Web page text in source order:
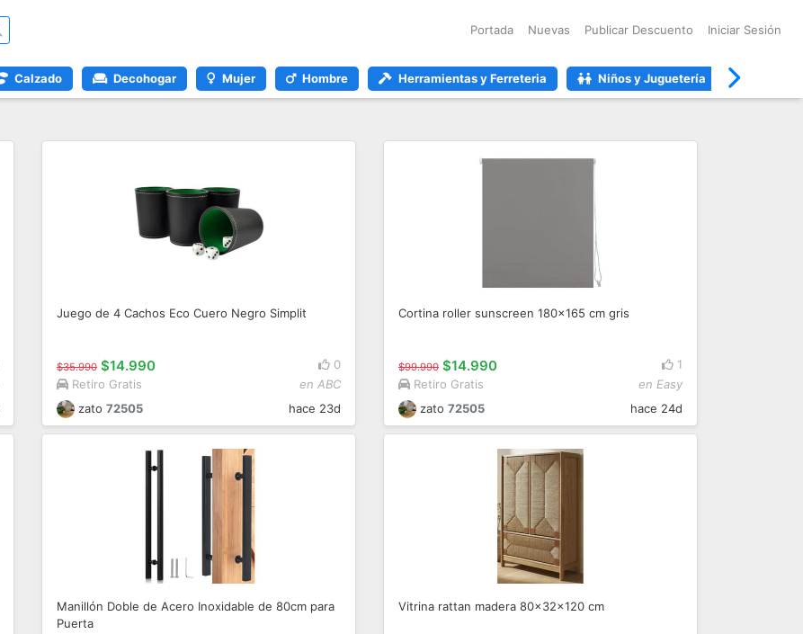
Portada Nuevas Publicar Descuento Iniciar Sesión
Calzado Decohogar Mujer Hombre Herramientas y Ferreteria Niños y Juguetería
Juego de 4 Cachos Eco Cuero Negro Simplit
$35.990 $14.990
0
Retiro Gratis
en ABC
zato 72505 hace 23d
Cortina roller sunscreen 180x165 cm gris
$99.990 $14.990
1
Retiro Gratis
en Easy
zato 72505 hace 24d
Manillón Doble de Acero Inoxidable de 80cm para
Puerta
Vitrina rattan madera 80x32x120 cm